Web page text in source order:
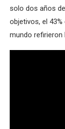
solo dos años
objetivos, el
mundo refirieron